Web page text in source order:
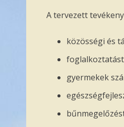
A tervezett
közösségi és
gyermekek